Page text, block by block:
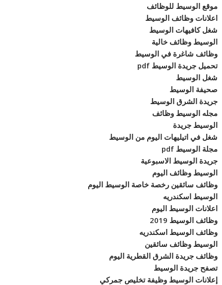
موقع الوسيط للوظائف
اعلانات وظائف الوسيط
شغل كافيهات الوسيط
الوسيط وظائف خالية
وظائف شاغرة في الوسيط
تحميل جريدة الوسيط pdf
شغل الوسيط
صحيفة الوسيط
جريدة الشرق الوسيط
مجله الوسيط وظائف
الوسيط جريدة
شغل في اتيليهات اليوم من الوسيط
مجلة الوسيط pdf
جريدة الوسيط الاسبوعية
الوسيط وظائف اليوم
وظائف سائقين رخصة خاصة الوسيط اليوم
الوسيط اسكندريه
اعلانات الوسيط اليوم
وظائف الوسيط 2019
وظائف الوسيط اسكندريه
الوسيط وظائف سائقين
وظائف جريدة الشرق القطرية اليوم
تصفح جريدة الوسيط
إعلانات الوسيط وظيفة تخليص جمركي